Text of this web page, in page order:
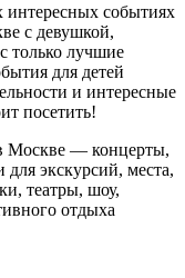
событиях
с девушкой,
только лучшие
для детей
и интересные
посетить!
Москве — концерты,
для экскурсий, места,
театры, шоу,
отдыха